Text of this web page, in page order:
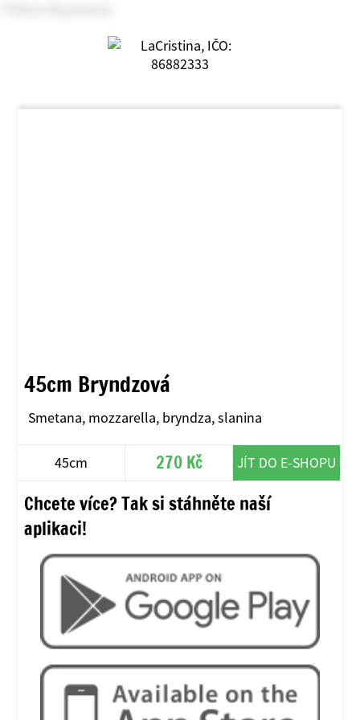
45cm Bryndzová
Smetana, mozzarella, bryndza, slanina
45cm 270 Kč JÍT DO E-SHOPU
Chcete více? Tak si stáhněte naší
aplikaci!